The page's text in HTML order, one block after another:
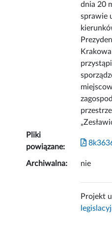
dnia 20
sprawie
Pliki
powiązane:
Archiwalna: nie
Projekt